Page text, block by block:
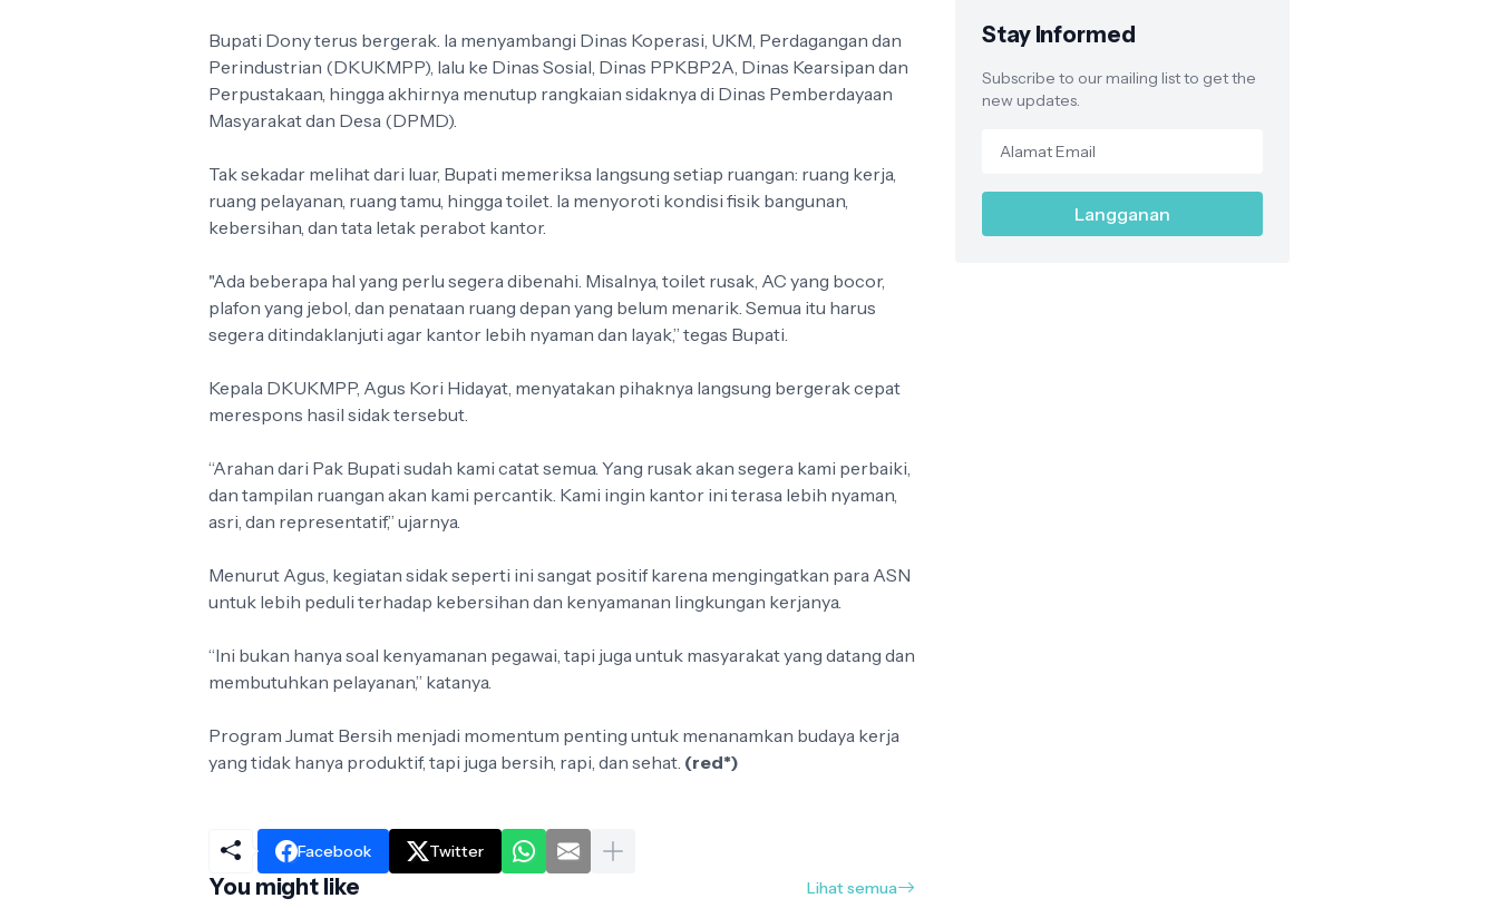
Bupati Dony terus bergerak. Ia menyambangi Dinas Koperasi, UKM, Perdagangan dan
Perindustrian (DKUKMPP), lalu ke Dinas Sosial, Dinas PPKBP2A, Dinas Kearsipan dan
Perpustakaan, hingga akhirnya menutup rangkaian sidaknya di Dinas Pemberdayaan
Masyarakat dan Desa (DPMD).
Tak sekadar melihat dari luar, Bupati memeriksa langsung setiap ruangan: ruang kerja,
ruang pelayanan, ruang tamu, hingga toilet. Ia menyoroti kondisi fisik bangunan,
kebersihan, dan tata letak perabot kantor.
"Ada beberapa hal yang perlu segera dibenahi. Misalnya, toilet rusak, AC yang bocor,
plafon yang jebol, dan penataan ruang depan yang belum menarik. Semua itu harus
segera ditindaklanjuti agar kantor lebih nyaman dan layak,” tegas Bupati.
Kepala DKUKMPP, Agus Kori Hidayat, menyatakan pihaknya langsung bergerak cepat
merespons hasil sidak tersebut.
“Arahan dari Pak Bupati sudah kami catat semua. Yang rusak akan segera kami perbaiki,
dan tampilan ruangan akan kami percantik. Kami ingin kantor ini terasa lebih nyaman,
asri, dan representatif,” ujarnya.
Menurut Agus, kegiatan sidak seperti ini sangat positif karena mengingatkan para ASN
untuk lebih peduli terhadap kebersihan dan kenyamanan lingkungan kerjanya.
“Ini bukan hanya soal kenyamanan pegawai, tapi juga untuk masyarakat yang datang dan
membutuhkan pelayanan,” katanya.
Program Jumat Bersih menjadi momentum penting untuk menanamkan budaya kerja
yang tidak hanya produktif, tapi juga bersih, rapi, dan sehat. (red*)
Facebook Twitter
You might like Lihat semua
Daerah
Stay Informed
Subscribe to our mailing list to get the
new updates.